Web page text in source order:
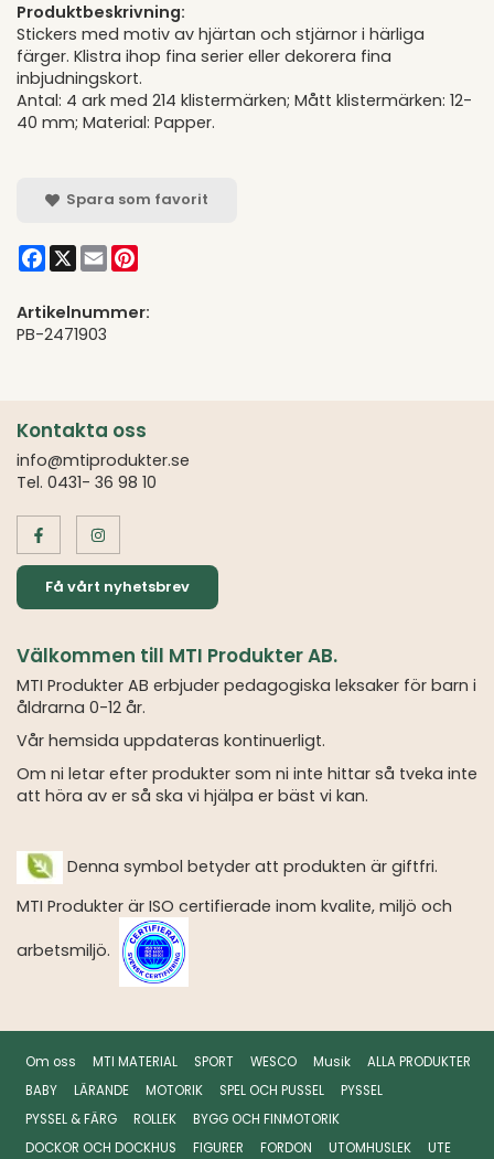
Produktbeskrivning:
Stickers med motiv av hjärtan och stjärnor i härliga
färger. Klistra ihop fina serier eller dekorera fina
inbjudningskort.
Antal: 4 ark med 214 klistermärken; Mått klistermärken: 12-
40 mm; Material: Papper.
Spara som favorit
Facebook
X Email
Artikelnummer:
PB-2471903
Kontakta oss
info@mtiprodukter.se
Tel. 0431- 36 98 10
Få vårt nyhetsbrev
Välkommen till MTI Produkter AB.
MTI Produkter AB erbjuder pedagogiska leksaker för barn i
åldrarna 0-12 år.
Vår hemsida uppdateras kontinuerligt.
Om ni letar efter produkter som ni inte hittar så tveka inte
att höra av er så ska vi hjälpa er bäst vi kan.
Denna symbol betyder att produkten är giftfri.
MTI Produkter är ISO certifierade inom kvalite, miljö och
arbetsmiljö.
Om oss MTI MATERIAL SPORT WESCO Musik
ALLA PRODUKTER
BABY
LÄRANDE MOTORIK SPEL OCH PUSSEL
PYSSEL
PYSSEL & FÄRG
ROLLEK
BYGG OCH FINMOTORIK
DOCKOR OCH DOCKHUS
FIGURER FORDON UTOMHUSLEK UTE